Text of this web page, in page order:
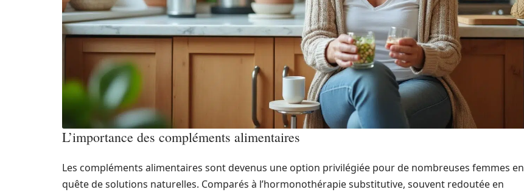
L’importance des compléments alimentaires
Les compléments alimentaires sont devenus une option privilégiée pour de nombreuses femmes en
quête de solutions naturelles. Comparés à l’hormonothérapie substitutive, souvent redoutée en